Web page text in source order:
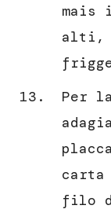
mais
alti,
Per
carta
filo